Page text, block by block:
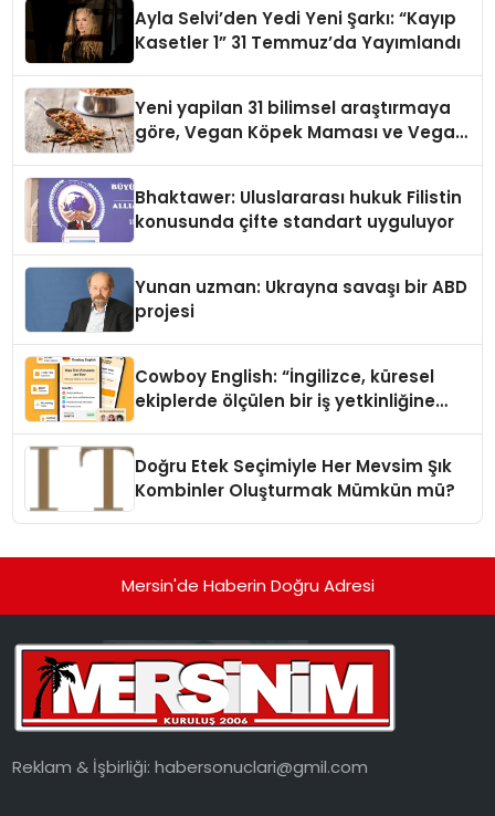
Ayla Selvi’den Yedi Yeni Şarkı: “Kayıp
Kasetler 1” 31 Temmuz’da Yayımlandı
Yeni yapilan 31 bilimsel araştırmaya
göre, Vegan Köpek Maması ve Vegan
Bhaktawer: Uluslararası hukuk Filistin
konusunda çifte standart uyguluyor
Yunan uzman: Ukrayna savaşı bir ABD
projesi
Cowboy English: “İngilizce, küresel
ekiplerde ölçülen bir iş yetkinliğine
Doğru Etek Seçimiyle Her Mevsim Şık
Kombinler Oluşturmak Mümkün mü?
Mersin'de Haberin Doğru Adresi
Reklam & İşbirliği:habersonuclari@gmil.com